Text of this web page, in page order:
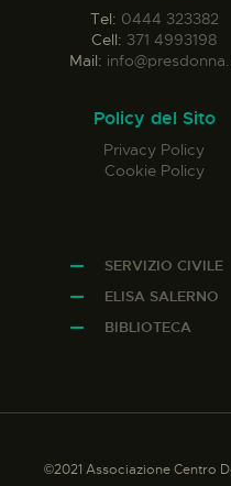
Tel: 0444 323382
Cell: 371 4993198
Mail:
Policy del Sito
Privacy Policy
Cookie Policy
SERVIZIO CIVILE
ELISA SALERNO
BIBLIOTECA
©2021 Associazione Centro